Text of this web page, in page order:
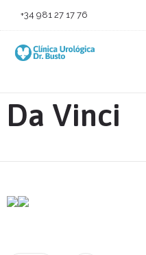
+34 981 27 17 76
Da Vinci